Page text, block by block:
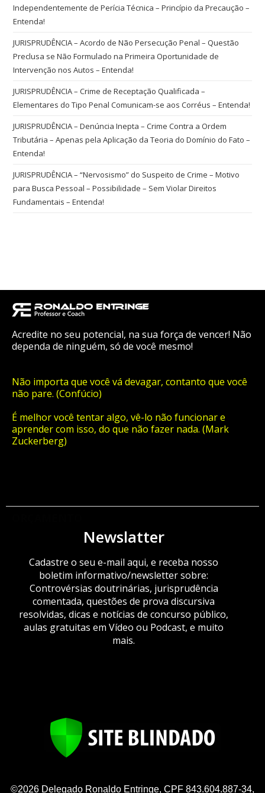
Independentemente de Perícia Técnica – Princípio da Precaução –
Entenda!
JURISPRUDÊNCIA – Acordo de Não Persecução Penal – Questão
Preclusa se Não Formulado na Primeira Oportunidade de
Intervenção nos Autos – Entenda!
JURISPRUDÊNCIA – Crime de Receptação Qualificada –
Elementares do Tipo Penal Comunicam-se aos Corréus – Entenda!
JURISPRUDÊNCIA – Denúncia Inepta – Crime Contra a Ordem
Tributária – Apenas pela Aplicação da Teoria do Domínio do Fato –
Entenda!
JURISPRUDÊNCIA – “Nervosismo” do Suspeito de Crime – Motivo
para Busca Pessoal – Possibilidade – Sem Violar Direitos
Fundamentais – Entenda!
Acredite no seu potencial, na sua força de vencer! Não
dependa de ninguém, só de você mesmo!
Não importa que você vá devagar, contanto que você
não pare. (Confúcio)
É melhor você tentar algo, vê-lo não funcionar e
aprender com isso, do que não fazer nada. (Mark
Zuckerberg)
Newslatter
Cadastre o seu e-mail aqui, e receba nosso
boletim informativo/newsletter sobre:
Controvérsias doutrinárias, jurisprudência
comentada, questões de prova discursiva
resolvidas, dicas e notícias de concurso público,
aulas gratuitas em Vídeo ou Podcast, e muito
mais.
©2026 Delegado Ronaldo Entringe, CPF 843.604.887-34,